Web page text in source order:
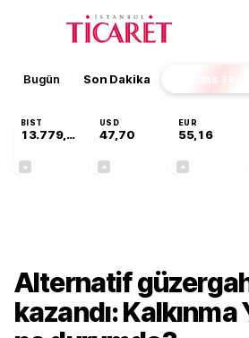
Bugün Son Dakika Finans
BIST
13.779,39
USD
47,70
EUR
55,16
Alternatif
kazandı: Kalkınma